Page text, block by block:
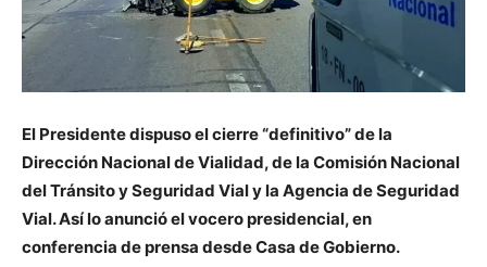
El Presidente dispuso el cierre “definitivo” de la
Dirección Nacional de Vialidad, de la Comisión Nacional
del Tránsito y Seguridad Vial y la Agencia de Seguridad
Vial. Así lo anunció el vocero presidencial, en
conferencia de prensa desde Casa de Gobierno.